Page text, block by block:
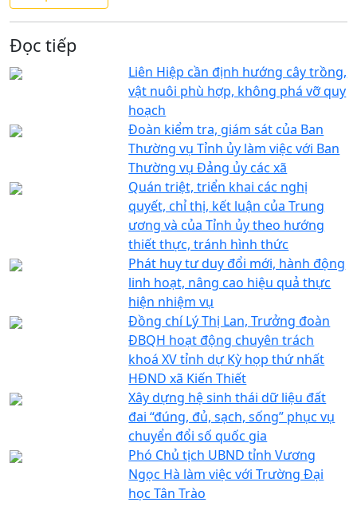
Đọc tiếp
Liên Hiệp cần định hướng cây trồng,
vật nuôi phù hợp, không phá vỡ quy
hoạch
Đoàn kiểm tra, giám sát của Ban
Thường vụ Tỉnh ủy làm việc với Ban
Thường vụ Đảng ủy các xã
Quán triệt, triển khai các nghị
quyết, chỉ thị, kết luận của Trung
ương và của Tỉnh ủy theo hướng
thiết thực, tránh hình thức
Phát huy tư duy đổi mới, hành động
linh hoạt, nâng cao hiệu quả thực
hiện nhiệm vụ
Đồng chí Lý Thị Lan, Trưởng đoàn
ĐBQH hoạt động chuyên trách
khoá XV tỉnh dự Kỳ họp thứ nhất
HĐND xã Kiến Thiết
Xây dựng hệ sinh thái dữ liệu đất
đai “đúng, đủ, sạch, sống” phục vụ
chuyển đổi số quốc gia
Phó Chủ tịch UBND tỉnh Vương
Ngọc Hà làm việc với Trường Đại
học Tân Trào